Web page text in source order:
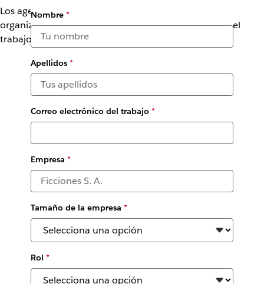
Los agentes autónomos de Agentforce llevarán a las
organizaciones a una nueva era de productividad en el
trabajo
Nombre*
Apellidos*
Correo electrónico del trabajo*
Empresa *
Tamaño de la empresa *
Rol *